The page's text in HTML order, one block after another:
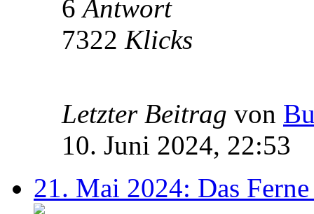
6Antwort
7322 Klicks
Letzter Beitrag von
10. Juni 2024, 22:53
21. Mai 2024: Das